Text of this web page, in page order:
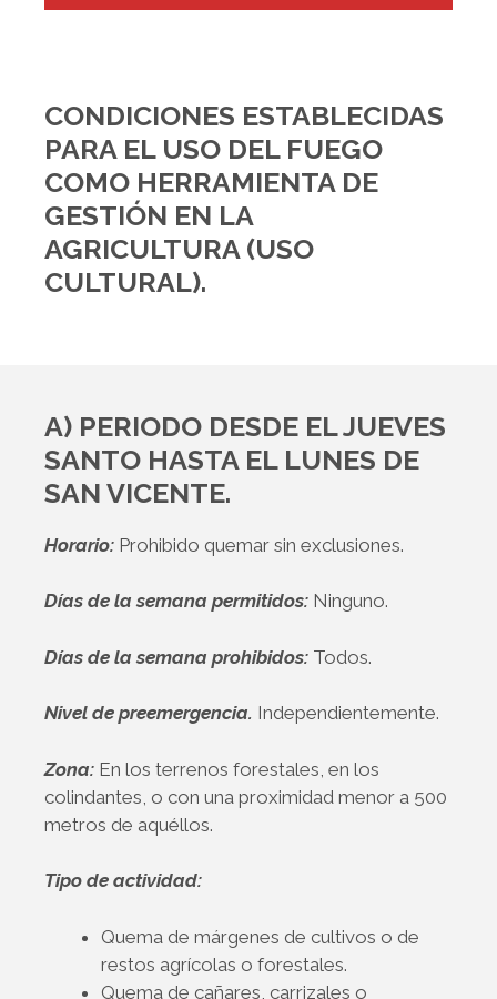
CONDICIONES ESTABLECIDAS
PARA EL USO DEL FUEGO
COMO HERRAMIENTA DE
GESTIÓN EN LA
AGRICULTURA (USO
CULTURAL).
A) PERIODO DESDE EL JUEVES
SANTO HASTA EL LUNES DE
SAN VICENTE.
Horario: Prohibido quemar sin exclusiones.
Días de la semana permitidos: Ninguno.
Días de la semana prohibidos: Todos.
Nivel de preemergencia. Independientemente.
Zona: En los terrenos forestales, en los
colindantes, o con una proximidad menor a 500
metros de aquéllos.
Tipo de actividad:
Quema de márgenes de cultivos o de
restos agrícolas o forestales.
Quema de cañares, carrizales o